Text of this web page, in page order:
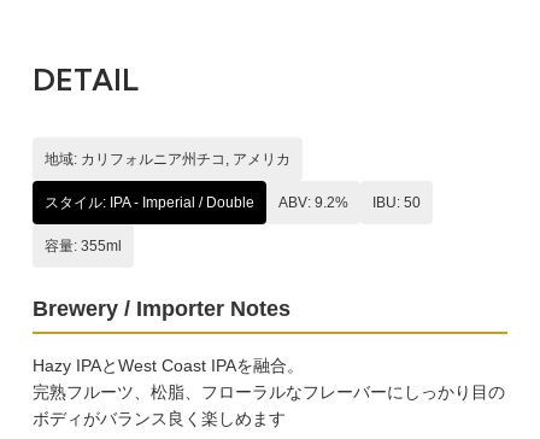
DETAIL
地域: カリフォルニア州チコ, アメリカ
スタイル: IPA - Imperial / Double ABV: 9.2% IBU: 50
容量: 355ml
Brewery / Importer Notes
Hazy IPAとWest Coast IPAを融合。
完熟フルーツ、松脂、フローラルなフレーバーにしっかり目の
ボディがバランス良く楽しめます